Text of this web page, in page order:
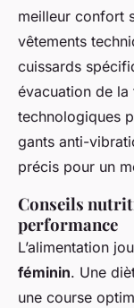
meilleur confort
vêtements
cuissards
évacuation de
technologiques
gants anti-
précis pour un
Conseils
performance
L’alimentation
féminin. Une
une course